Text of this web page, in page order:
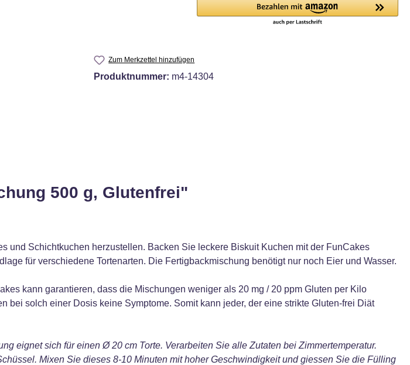
Zum Merkzettel hinzufügen
Produktnummer: m4-14304
500 g, Glutenfrei"
und Schichtkuchen herzustellen. Backen Sie leckere Biskuit Kuchen mit der FunCakes
für verschiedene Tortenarten. Die Fertigbackmischung benötigt nur noch Eier und Wasser.
kann garantieren, dass die Mischungen weniger als 20 mg / 20 ppm Gluten per Kilo
solch einer Dosis keine Symptome. Somit kann jeder, der eine strikte Gluten-frei Diät
eignet sich für einen Ø 20 cm Torte. Verarbeiten Sie alle Zutaten bei Zimmertemperatur.
Mixen Sie dieses 8-10 Minuten mit hoher Geschwindigkeit und giessen Sie die Fülling